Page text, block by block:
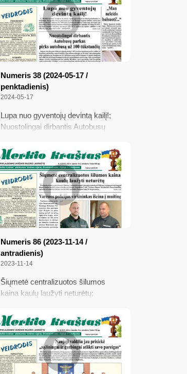
sumokėti iki lapkričio 15 d.
Numeris 38 (2024-05-17 /
penktadienis)
2024-05-17
Lupa nuo gyventojų devintą kailį!;
Nuostolingai dirbantis Autobusų
tūkstančių; Aktualu žmonėms su
negalia: ar reikia papildomai kreiptis
į Agentūrą?; „Man neleido balsuoti!..“
Numeris 86 (2023-11-14 /
antradienis)
2023-11-14
Šiųmetė centralizuotos šilumos
kaina kaulų laužyti neturėtų;
muitinę; Į Lietuvos paštą akis
nukreipė ir Seimo liberalai su
socialdemokratais; Kantrūs žmonės